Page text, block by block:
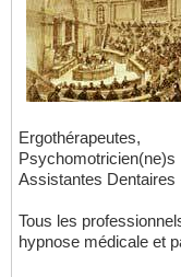
Ergothérapeutes,
Psychomotricien(ne)s
Assistantes Dentaires
Tous les
hypnose médicale et